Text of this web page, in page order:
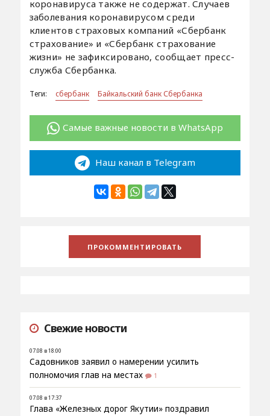
коронавируса также не содержат. Случаев
заболевания коронавирусом среди
клиентов страховых компаний «Сбербанк
страхование» и «Сбербанк страхование
жизни» не зафиксировано, сообщает пресс-
служба Сбербанка.
Теги: сбербанк Байкальский банк Сбербанка
Самые важные новости в WhatsApp
Наш канал в Telegram
Свежие новости
07.08 в 18:00
Садовников заявил о намерении усилить
полномочия глав на местах
1
07.08 в 17:37
Глава «Железных дорог Якутии» поздравил